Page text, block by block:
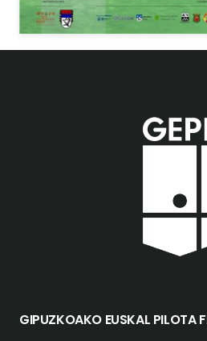
GIPUZKOAKO EUSKAL PILOTA